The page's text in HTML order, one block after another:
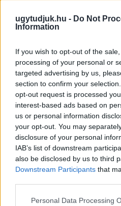
ugytudjuk.hu - Do Not
Information
If you wish to opt-out of the
processing of your personal or
targeted advertising by us,
section to confirm your
opt-out request is processed
interest-based ads based on
us or personal information
your opt-out. You may
disclosure of your personal
IAB’s list of downstream
also be disclosed by us to third
Downstream Participants that
Please note that this website/
Personal Data Processing
MAGYAR PÉTER: 868
BERUHÁZÁSI CSOMAGGAL
MAGYARORSZÁG
TOVÁBBRA IS KRITIKUS
Átfogó energetikai fejlesztési
kormány.